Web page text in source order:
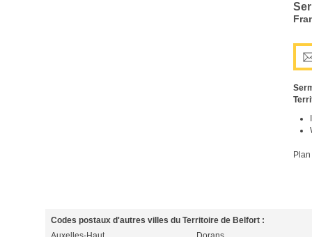
Codes postaux d'autres villes du Territoire de Belfort :